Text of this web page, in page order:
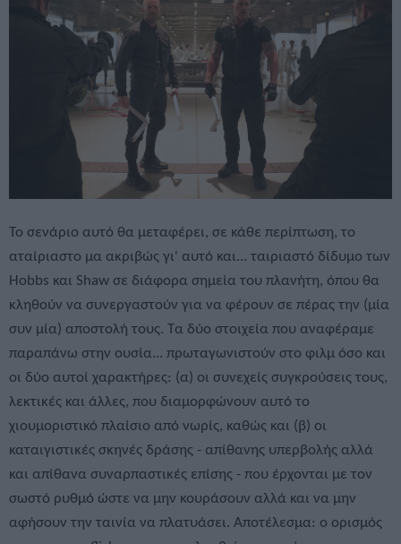
Το σενάριο αυτό θα μεταφέρει, σε κάθε περίπτωση, το
αταίριαστο μα ακριβώς γι' αυτό και... ταιριαστό δίδυμο των
Hobbs και Shaw σε διάφορα σημεία του πλανήτη, όπου θα
κληθούν να συνεργαστούν για να φέρουν σε πέρας την (μία
συν μία) αποστολή τους. Τα δύο στοιχεία που αναφέραμε
παραπάνω στην ουσία... πρωταγωνιστούν στο φιλμ όσο και
οι δύο αυτοί χαρακτήρες: (α) οι συνεχείς συγκρούσεις τους,
λεκτικές και άλλες, που διαμορφώνουν αυτό το
χιουμοριστικό πλαίσιο από νωρίς, καθώς και (β) οι
καταιγιστικές σκηνές δράσης - απίθανης υπερβολής αλλά
και απίθανα συναρπαστικές επίσης - που έρχονται με τον
σωστό ρυθμό ώστε να μην κουράσουν αλλά και να μην
αφήσουν την ταινία να πλατυάσει. Αποτέλεσμα: ο ορισμός